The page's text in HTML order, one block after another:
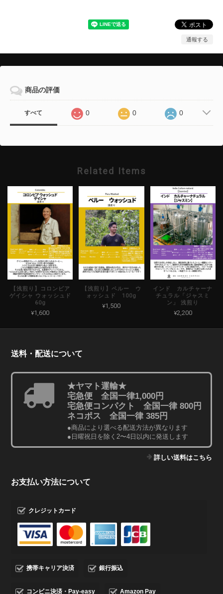
通報する
商品の評価
すべて 0 0 0
Related Items
【浅煎り】コロンビア
ゲイシャ ウォッシュド
60g
¥1,600
【浅煎り】ペルー ウ
ォッシュド 100g
¥1,500
インド カルチャーナ
チュラル「ジャスミ
ン」 浅煎り
¥2,200
送料・配送について
★ヤマト運輸★
宅急便 全国一律1,000円
宅急便コンパクト 全国一律 800円
ネコポス 全国一律 385円
●商品により選べる配送方法が異なります
●日曜祝日を除く2〜4日以内に発送します
詳しい送料はこちら
お支払い方法について
クレジットカード
携帯キャリア決済 銀行振込
コンビニ決済・Pay-easy Amazon Pay